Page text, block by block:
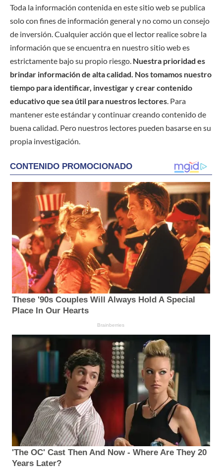
Toda la información contenida en este sitio web se publica
solo con fines de información general y no como un consejo
de inversión. Cualquier acción que el lector realice sobre la
información que se encuentra en nuestro sitio web es
estrictamente bajo su propio riesgo. Nuestra prioridad es
brindar información de alta calidad. Nos tomamos nuestro
tiempo para identificar, investigar y crear contenido
educativo que sea útil para nuestros lectores. Para
mantener este estándar y continuar creando contenido de
buena calidad. Pero nuestros lectores pueden basarse en su
propia investigación.